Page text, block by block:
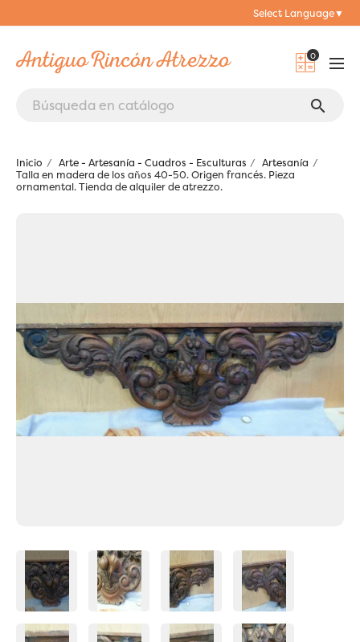
Select Language▼
0
search
Inicio Arte - Artesanía - Cuadros - Esculturas
Artesanía
Talla en madera de los años 40-50. Origen francés. Pieza
ornamental. Tienda de alquiler de atrezzo.